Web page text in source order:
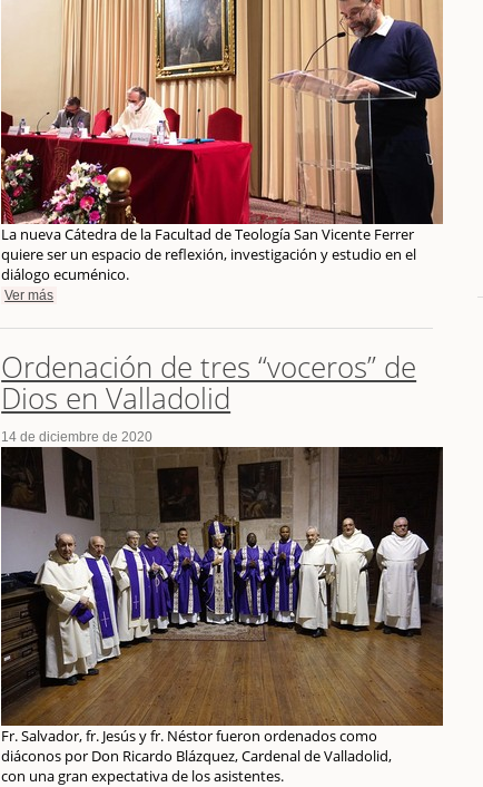
La nueva Cátedra de la Facultad de Teología San Vicente Ferrer
quiere ser un espacio de reflexión, investigación y estudio en el
diálogo ecuménico.
Ver más
Ordenación de tres “voceros” de
Dios en Valladolid
14 de diciembre de 2020
Fr. Salvador, fr. Jesús y fr. Néstor fueron ordenados como
diáconos por Don Ricardo Blázquez, Cardenal de Valladolid,
con una gran expectativa de los asistentes.